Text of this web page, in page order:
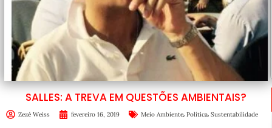
SALLES: A TREVA EM QUESTÕES AMBIENTAIS?
Zezé Weiss fevereiro 16, 2019 Meio Ambiente, Política, Sustentabilidade